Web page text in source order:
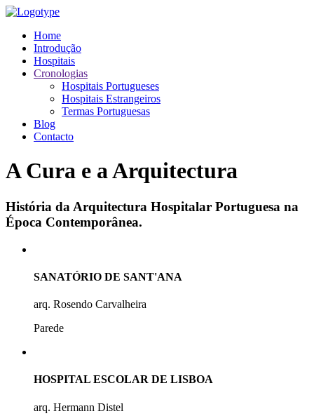
Home
Introdução
Hospitais
Cronologias
Hospitais Portugueses
Hospitais Estrangeiros
Termas Portuguesas
Blog
Contacto
A Cura e a Arquitectura
História da Arquitectura Hospitalar Portuguesa na
Época Contemporânea.
SANATÓRIO DE SANT'ANA
arq. Rosendo Carvalheira
Parede
HOSPITAL ESCOLAR DE LISBOA
arq. Hermann Distel